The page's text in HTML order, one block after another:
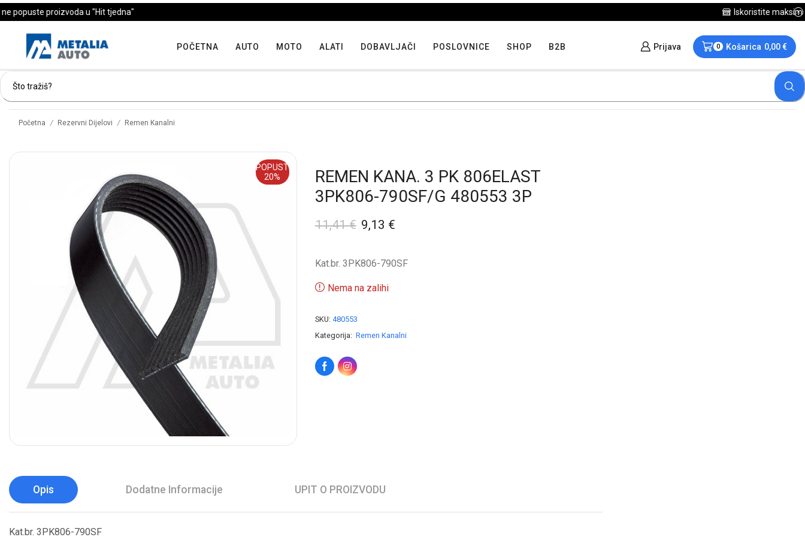
POČETNA AUTO MOTO ALATI DOBAVLJAČI POSLOVNICE SHOP B2B Prijava 0 Košarica 0,00€
Početna / Rezervni Dijelovi / Remen Kanalni
POPUST
20%
REMEN KANA. 3 PK 806ELAST
3PK806-790SF/G 480553 3P
11,41€ 9,13 €
Kat.br. 3PK806-790SF
Nema na zalihi
SKU: 480553
Kategorija: Remen Kanalni
Opis Dodatne Informacije UPIT O PROIZVODU
Kat.br. 3PK806-790SF